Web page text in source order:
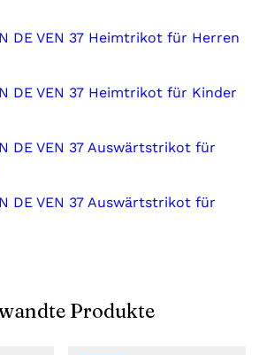
DE VEN 37 Heimtrikot für Herren
DE VEN 37 Heimtrikot für Kinder
DE VEN 37 Auswärtstrikot für
DE VEN 37 Auswärtstrikot für
Produkte